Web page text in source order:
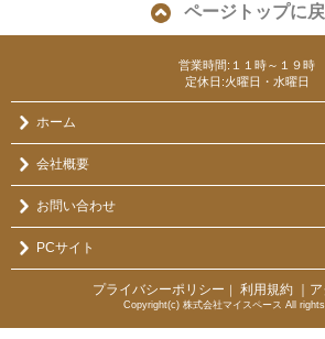
ページトップに
営業時間:１１時～１９時
定休日:火曜日・水曜日
ホーム
会社概要
お問い合わせ
PCサイト
プライバシーポリシー ｜ 利用規約 ｜
Copyright(c) 株式会社マイスペース All rights